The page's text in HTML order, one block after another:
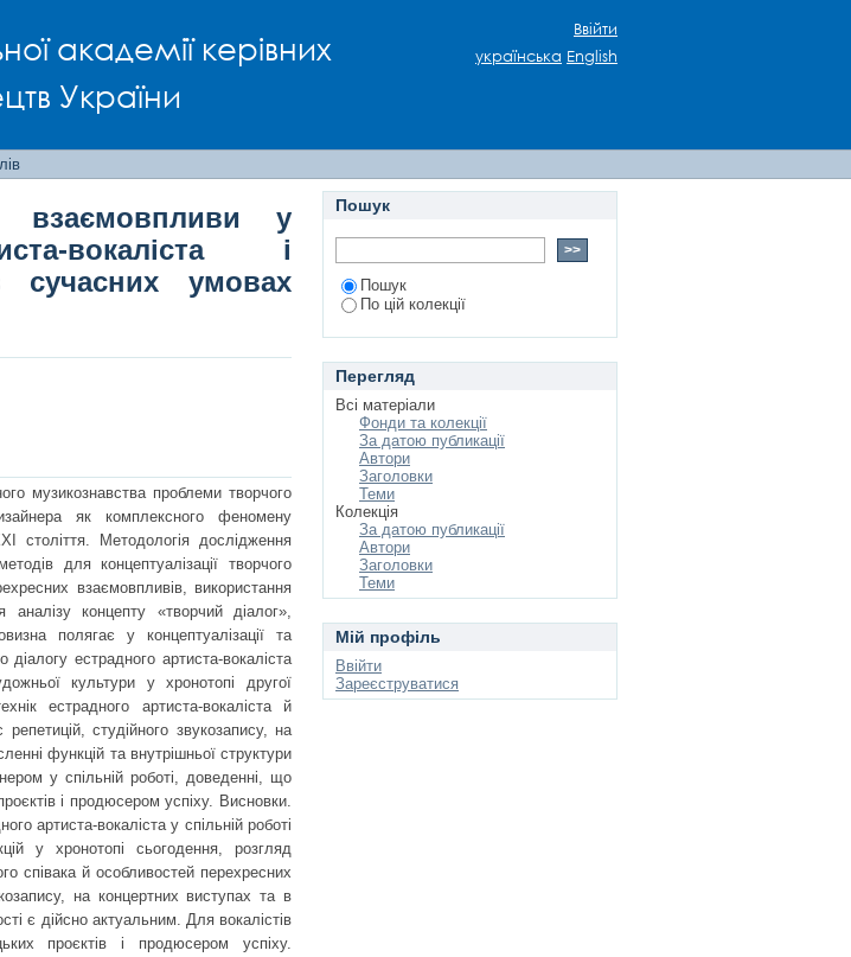
академії керівних
України
у співпраці естрадного артиста-
дизайнера в сучасних умовах
Ввійти
українська English
взаємовпливи у
вокаліста і
сучасних умовах
музикознавства проблеми творчого
як комплексного феномену
століття. Методологія дослідження
для концептуалізації творчого
взаємовпливів, використання
концепту «творчий діалог»,
полягає у концептуалізації та
діалогу естрадного артиста-вокаліста
культури у хронотопі другої
естрадного артиста-вокаліста й
студійного звукозапису, на
функцій та внутрішньої структури
у спільній роботі, доведенні, що
і продюсером успіху. Висновки.
артиста-вокаліста у спільній роботі
у хронотопі сьогодення, розгляд
співака й особливостей перехресних
на концертних виступах та в
є дійсно актуальним. Для вокалістів
проєктів і продюсером успіху.
Пошук
Пошук
По цій колекції
Перегляд
Всі матеріали
Фонди та колекції
За датою публикації
Автори
Заголовки
Теми
Колекція
За датою публикації
Автори
Заголовки
Теми
Мій профіль
Ввійти
Зареєструватися